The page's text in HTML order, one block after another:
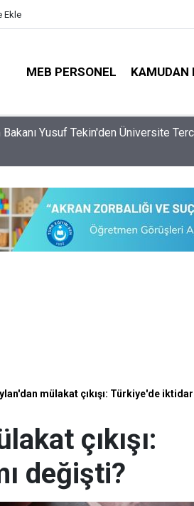
Ekle
MEB PERSONEL KAMUDAN
Grubu Tercihlerinin Onayı İçin
mülakat çıkışı: Türkiye'de
çıkışı:
değişti?